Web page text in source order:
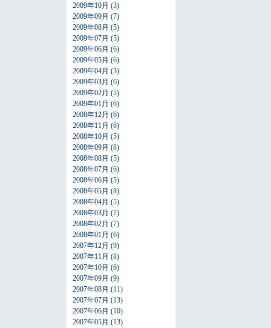
2009年10月 (3)
2009年09月 (7)
2009年08月 (5)
2009年07月 (5)
2009年06月 (6)
2009年05月 (6)
2009年04月 (3)
2009年03月 (6)
2009年02月 (5)
2009年01月 (6)
2008年12月 (6)
2008年11月 (6)
2008年10月 (5)
2008年09月 (8)
2008年08月 (5)
2008年07月 (6)
2008年06月 (5)
2008年05月 (8)
2008年04月 (5)
2008年03月 (7)
2008年02月 (7)
2008年01月 (6)
2007年12月 (9)
2007年11月 (8)
2007年10月 (6)
2007年09月 (9)
2007年08月 (11)
2007年07月 (13)
2007年06月 (10)
2007年05月 (13)